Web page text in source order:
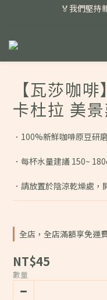
📣 本月主打
🏅我們堅持
📣 📣 新加入會員即
【瓦莎咖
卡杜拉 美
．100%新鮮咖啡原豆研
．每杯水量建議 150~
．請放置於陰涼乾燥處
全店，全店滿額享免運
NT$45
數量